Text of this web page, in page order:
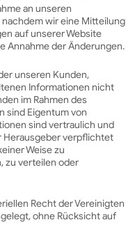
an unseren
nachdem wir eine Mitteilung
auf unserer Website
Annahme der Änderungen.
unseren Kunden,
Informationen nicht
im Rahmen des
sind Eigentum von
sind vertraulich und
Herausgeber verpflichtet
Weise zu
zu verteilen oder
Recht der Vereinigten
ohne Rücksicht auf